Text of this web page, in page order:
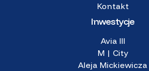
Kontakt
Inwestycje
Avia III
M | City
Aleja Mickiewicza